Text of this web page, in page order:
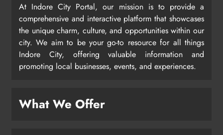
At Indore City Portal, our mission is to provide a
comprehensive and interactive platform that showcases
the unique charm, culture, and opportunities within our
city. We aim to be your go-to resource for all things
Indore City, offering valuable information and
promoting local businesses, events, and experiences.
What We Offer